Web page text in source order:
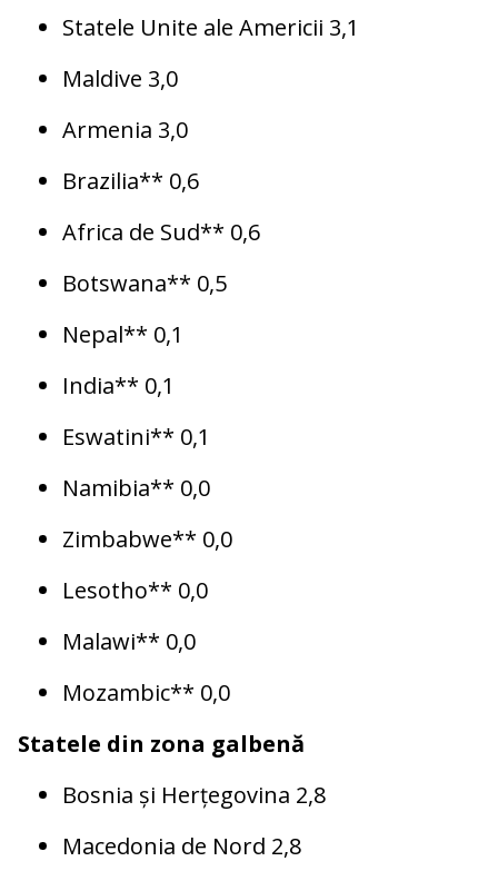
Statele Unite ale Americii 3,1
Maldive 3,0
Armenia 3,0
Brazilia** 0,6
Africa de Sud** 0,6
Botswana** 0,5
Nepal** 0,1
India** 0,1
Eswatini** 0,1
Namibia** 0,0
Zimbabwe** 0,0
Lesotho** 0,0
Malawi** 0,0
Mozambic** 0,0
Statele din zona galbenă
Bosnia și Herțegovina 2,8
Macedonia de Nord 2,8